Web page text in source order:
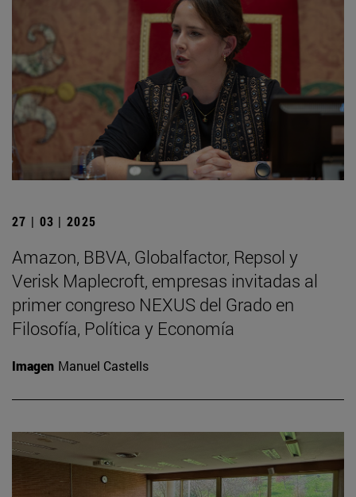
27 | 03 | 2025
Amazon, BBVA, Globalfactor, Repsol y
Verisk Maplecroft, empresas invitadas al
primer congreso NEXUS del Grado en
Filosofía, Política y Economía
Imagen Manuel Castells